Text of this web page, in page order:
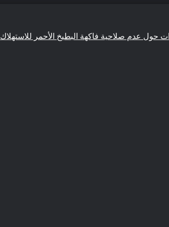
حول عدم صلاحية فاكهة البطيخ الأحمر للاستهلاك